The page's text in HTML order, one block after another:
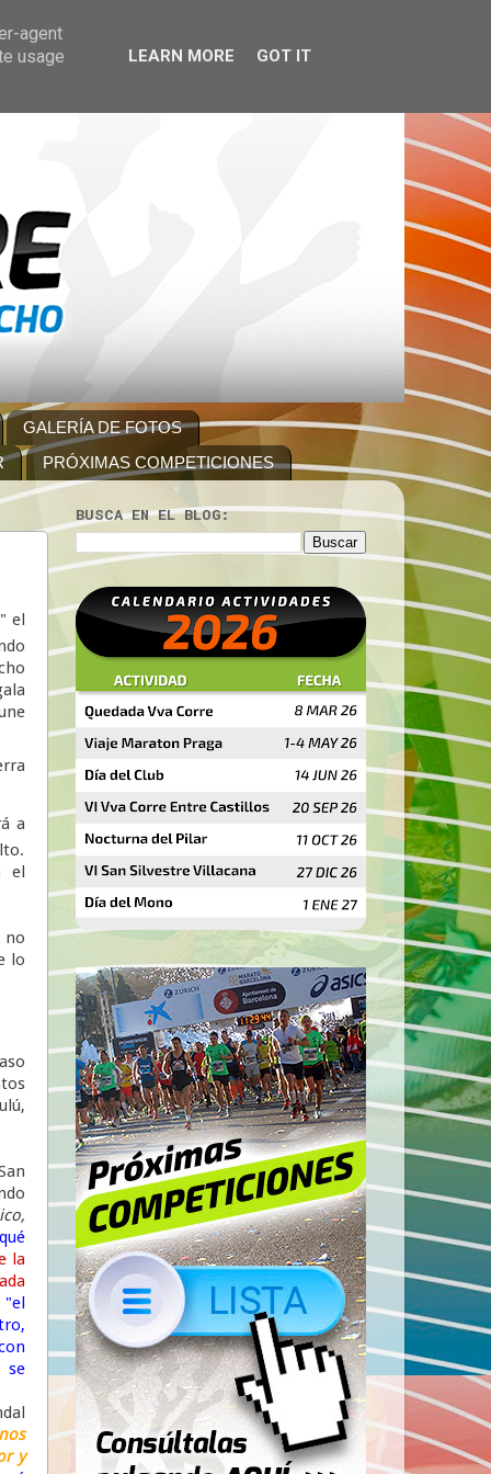
GALERÍA DE FOTOS
PRÓXIMAS COMPETICIONES
el
a
el
lo
la
se
y
BUSCA EN EL BLOG:
agent
usage
LEARN MORE GOT IT